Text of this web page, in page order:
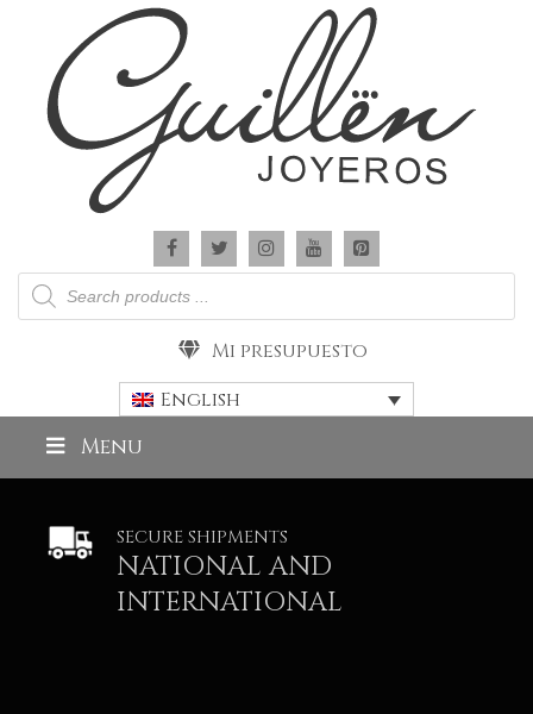
Products
search
Mi presupuesto
English
Menu
SECURE SHIPMENTS
NATIONAL AND
INTERNATIONAL